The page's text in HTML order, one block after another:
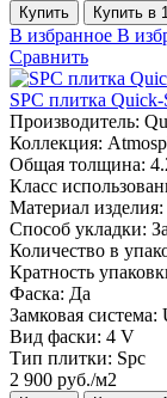
Купить Купить в
В избранное В
Сравнить
SPC плитка
Производитель:
Коллекция:
Общая толщина:
Класс
Материал изделия:
Способ укладки:
Количество в
Кратность
Фаска: Да
Замковая система:
Вид фаски: 4 V
Тип плитки: Spc
2 900 руб./м2